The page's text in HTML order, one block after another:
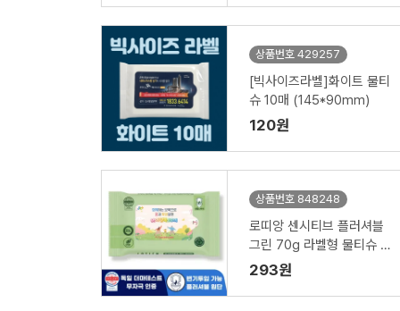
상품번호 429257
[빅사이즈라벨]화이트 물티
슈 10매 (145*90mm)
120원
상품번호 848248
로띠앙 센시티브 플러셔블
그린 70g 라벨형 물티슈 (1
5/20매)
293원